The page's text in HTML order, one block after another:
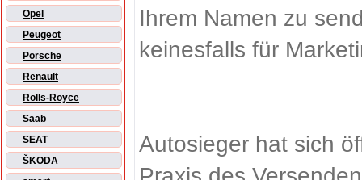
Opel
Peugeot
Porsche
Renault
Rolls-Royce
Saab
SEAT
ŠKODA
Ihrem Namen zu
keinesfalls für
Autosieger hat sich